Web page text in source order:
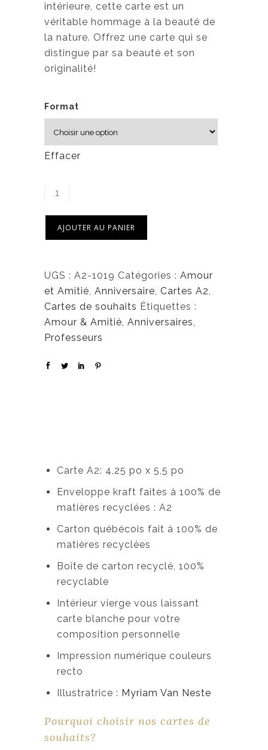
intérieure, cette carte est un
véritable hommage à la beauté de
la nature. Offrez une carte qui se
distingue par sa beauté et son
originalité!
Format
Effacer
AJOUTER AU PANIER
UGS : A2-1019 Catégories : Amour
et Amitié, Anniversaire, Cartes A2,
Cartes de souhaits Étiquettes :
Amour & Amitié, Anniversaires,
Professeurs
Carte A2: 4,25 po x 5,5 po
Enveloppe kraft faites à 100% de
matières recyclées : A2
Carton québécois fait à 100% de
matières recyclées
Boîte de carton recyclé, 100%
recyclable
Intérieur vierge vous laissant
carte blanche pour votre
composition personnelle
Impression numérique couleurs
recto
Illustratrice : Myriam Van Neste
Pourquoi choisir nos cartes de
souhaits?